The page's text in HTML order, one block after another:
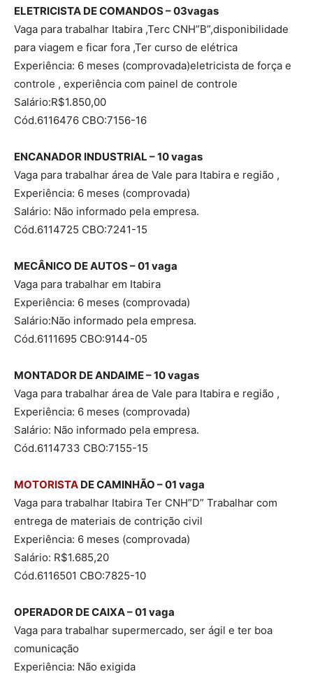
ELETRICISTA DE COMANDOS – 03vagas
Vaga para trabalhar Itabira ,Terc CNH”B”,disponibilidade
para viagem e ficar fora ,Ter curso de elétrica
Experiência: 6 meses (comprovada)eletricista de força e
controle , experiência com painel de controle
Salário:R$1.850,00
Cód.6116476 CBO:7156-16
ENCANADOR INDUSTRIAL – 10 vagas
Vaga para trabalhar área de Vale para Itabira e região ,
Experiência: 6 meses (comprovada)
Salário: Não informado pela empresa.
Cód.6114725 CBO:7241-15
MECÂNICO DE AUTOS – 01 vaga
Vaga para trabalhar em Itabira
Experiência: 6 meses (comprovada)
Salário:Não informado pela empresa.
Cód.6111695 CBO:9144-05
MONTADOR DE ANDAIME – 10 vagas
Vaga para trabalhar área de Vale para Itabira e região ,
Experiência: 6 meses (comprovada)
Salário: Não informado pela empresa.
Cód.6114733 CBO:7155-15
MOTORISTA DE CAMINHÃO – 01 vaga
Vaga para trabalhar Itabira Ter CNH”D” Trabalhar com
entrega de materiais de contrição civil
Experiência: 6 meses (comprovada)
Salário: R$1.685,20
Cód.6116501 CBO:7825-10
OPERADOR DE CAIXA – 01 vaga
Vaga para trabalhar supermercado, ser ágil e ter boa
comunicação
Experiência: Não exigida